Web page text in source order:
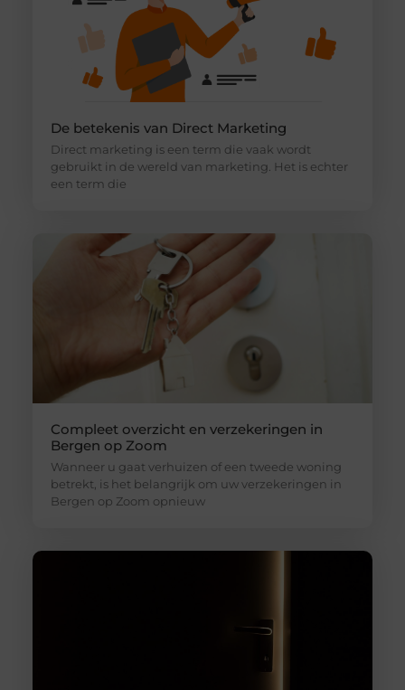
De betekenis van Direct Marketing
Direct marketing is een term die vaak wordt
gebruikt in de wereld van marketing. Het is echter
een term die
Compleet overzicht en verzekeringen in
Bergen op Zoom
Wanneer u gaat verhuizen of een tweede woning
betrekt, is het belangrijk om uw verzekeringen in
Bergen op Zoom opnieuw